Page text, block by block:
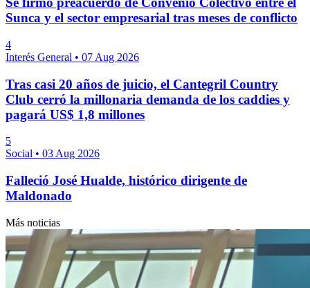
Sunca y el sector empresarial tras meses de conflicto
4
Interés General • 07 Aug 2026
Tras casi 20 años de juicio, el Cantegril Country
Club cerró la millonaria demanda de los caddies y
pagará US$ 1,8 millones
5
Social • 03 Aug 2026
Falleció José Hualde, histórico dirigente de
Maldonado
Más noticias